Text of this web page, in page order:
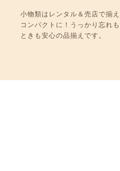
小物類はレンタル＆売店で揃
コンパクトに！うっかり忘れ
ときも安心の品揃えです。